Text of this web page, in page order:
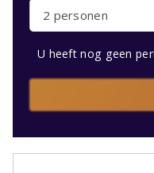
2 personen
U heeft nog geen